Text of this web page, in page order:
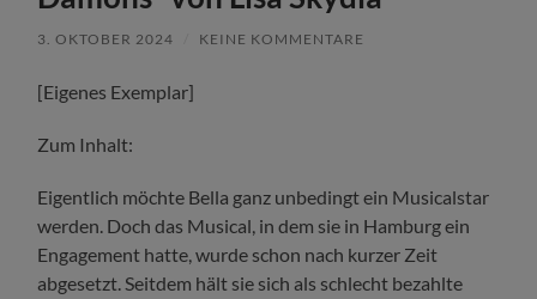
3. OKTOBER 2024 KEINE KOMMENTARE
[Eigenes Exemplar]
Zum Inhalt:
Eigentlich möchte Bella ganz unbedingt ein Musicalstar
werden. Doch das Musical, in dem sie in Hamburg ein
Engagement hatte, wurde schon nach kurzer Zeit
abgesetzt. Seitdem hält sie sich als schlecht bezahlte